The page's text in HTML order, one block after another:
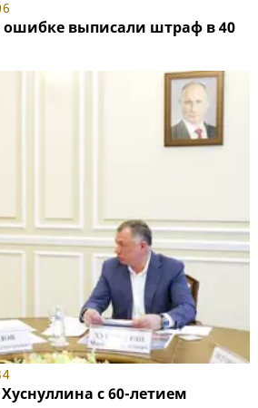
ошибке выписали штраф в 40
с 60-летием